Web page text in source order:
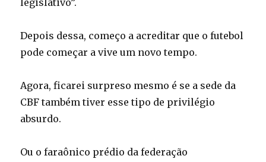
legislativo”.
Depois dessa, começo a acreditar que o futebol
pode começar a vive um novo tempo.
Agora, ficarei surpreso mesmo é se a sede da
CBF também tiver esse tipo de privilégio
absurdo.
Ou o faraônico prédio da federação